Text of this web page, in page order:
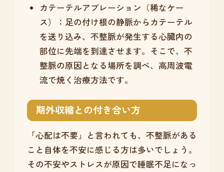
カテーテルアブレーション（稀なケー
ス）：足の付け根の静脈からカテーテル
を送り込み、不整脈が発生する心臓内の
部位に先端を到達させます。そこで、不
整脈の原因となる場所を調べ、高周波電
流で焼く治療方法です。
期外収縮との付き合い方
「心配は不要」と言われても、不整脈がある
こと自体を不安に感じる方は多いでしょう。
その不安やストレスが原因で睡眠不足になっ